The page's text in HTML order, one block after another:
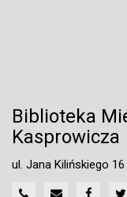
Biblioteka
Kasprowicza
ul. Jana Kilińskiego